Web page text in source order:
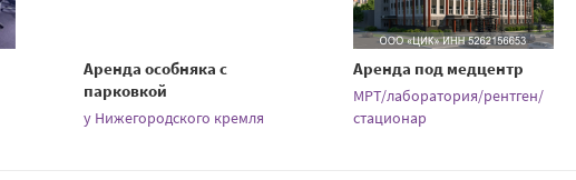
Аренда особняка с
парковкой
у Нижегородского кремля
Аренда под медцентр
МРТ/лаборатория/рентген/
стационар